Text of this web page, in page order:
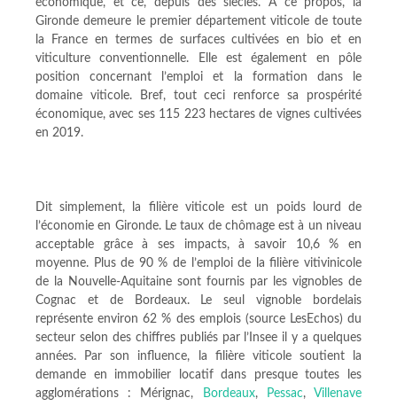
Gironde demeure le premier département viticole de toute
la France en termes de surfaces cultivées en bio et en
viticulture conventionnelle. Elle est également en pôle
position concernant l’emploi et la formation dans le
domaine viticole. Bref, tout ceci renforce sa prospérité
économique, avec ses 115 223 hectares de vignes cultivées
en 2019.
Dit simplement, la filière viticole est un poids lourd de
l’économie en Gironde. Le taux de chômage est à un niveau
acceptable grâce à ses impacts, à savoir 10,6 % en
moyenne. Plus de 90 % de l’emploi de la filière vitivinicole
de la Nouvelle-Aquitaine sont fournis par les vignobles de
Cognac et de Bordeaux. Le seul vignoble bordelais
représente environ 62 % des emplois (source LesEchos) du
secteur selon des chiffres publiés par l’Insee il y a quelques
années. Par son influence, la filière viticole soutient la
demande en immobilier locatif dans presque toutes les
agglomérations : Mérignac,
Bordeaux, Pessac,Villenave